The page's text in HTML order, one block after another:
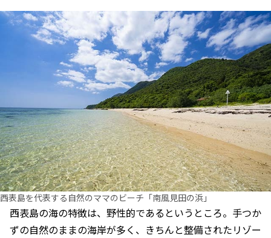
西表島を代表する自然のママのビーチ「南風見田の浜」
西表島の海の特徴は、野性的であるというところ。手つか
ずの自然のままの海岸が多く、きちんと整備されたリゾー